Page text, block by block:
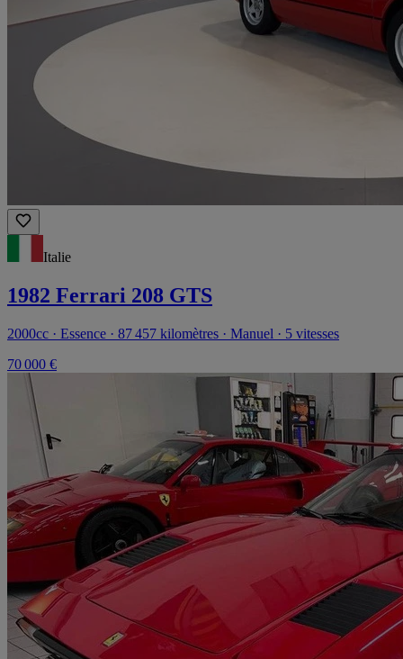
Italie
1982 Ferrari 208 GTS
2000cc · Essence · 87 457 kilomètres · Manuel · 5 vitesses
70 000 €